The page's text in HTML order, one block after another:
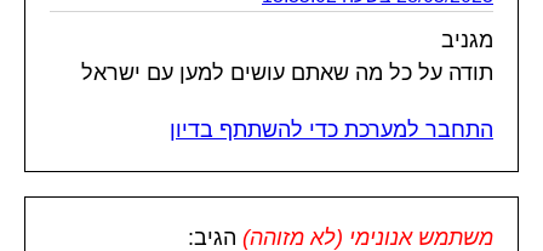
מגניב
תודה על כל מה שאתם עושים למען עם ישראל
התחבר למערכת כדי להשתתף בדיון
משתמש אנונימי (לא מזוהה) הגיב: